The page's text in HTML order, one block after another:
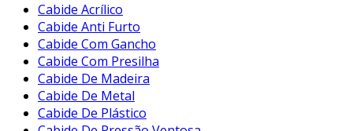
Cabide Acrílico
Cabide Anti Furto
Cabide Com Gancho
Cabide Com Presilha
Cabide De Madeira
Cabide De Metal
Cabide De Plástico